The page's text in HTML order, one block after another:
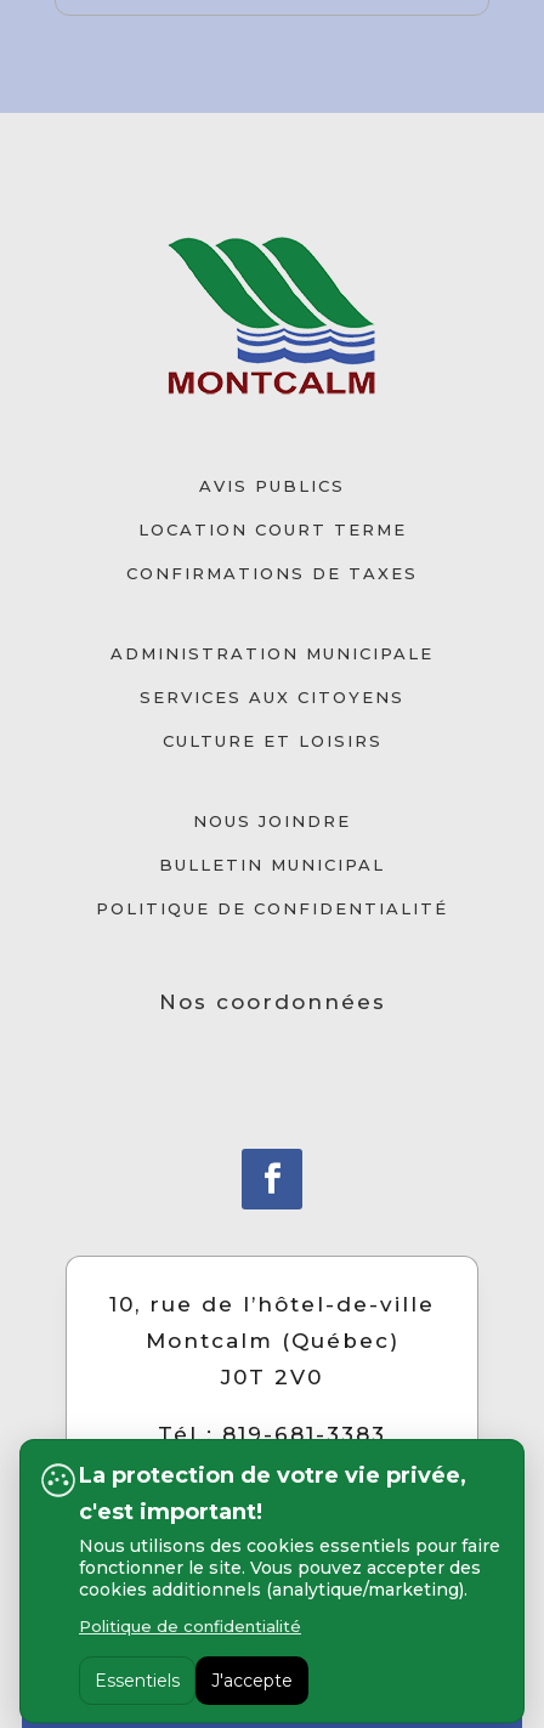
AVIS PUBLICS
LOCATION COURT TERME
CONFIRMATIONS DE TAXES
ADMINISTRATION MUNICIPALE
SERVICES AUX CITOYENS
CULTURE ET LOISIRS
NOUS JOINDRE
BULLETIN MUNICIPAL
POLITIQUE DE CONFIDENTIALITÉ
Nos coordonnées
10, rue de l’hôtel-de-ville
Montcalm (Québec)
J0T 2V0
Tél : 819-681-3383

© 2026 Municipalité de Montcalm - Tous
droits réservés | SIte web : Tramweb
La protection de votre vie privée,
c'est important!
Nous utilisons des cookies essentiels pour faire
fonctionner le site. Vous pouvez accepter des
cookies additionnels (analytique/marketing).
Politique de confidentialité
Essentiels J'accepte